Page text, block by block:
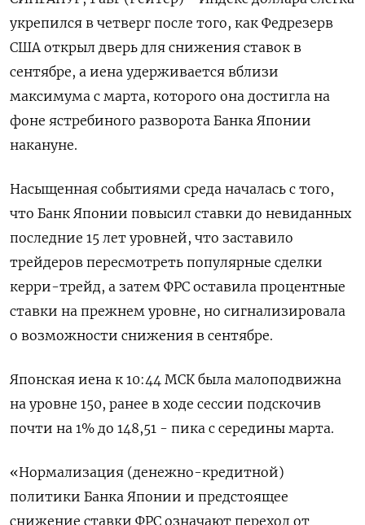
укрепился в четверг после того, как Федрезерв
США открыл дверь для снижения ставок в
сентябре, а иена удерживается вблизи
максимума с марта, которого она достигла на
фоне ястребиного разворота Банка Японии
накануне.
Насыщенная событиями среда началась с того,
что Банк Японии повысил ставки до невиданных
последние 15 лет уровней, что заставило
трейдеров пересмотреть популярные сделки
керри-трейд, а затем ФРС оставила процентные
ставки на прежнем уровне, но сигнализировала
о возможности снижения в сентябре.
Японская иена к 10:44 МСК была малоподвижна
на уровне 150, ранее в ходе сессии подскочив
почти на 1% до 148,51 - пика с середины марта.
«Нормализация (денежно-кредитной)
политики Банка Японии и предстоящее
снижение ставки ФРС означают переход от